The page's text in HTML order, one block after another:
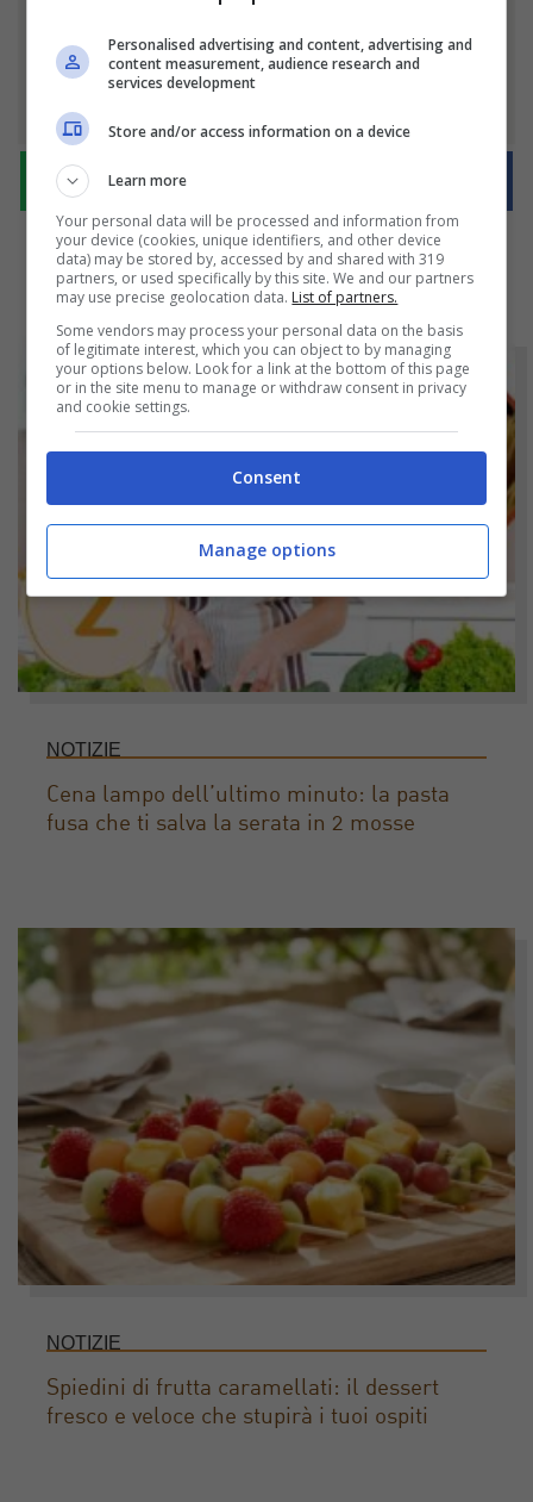
Ti è piaciuto l'articolo?
Condividilo
NOTIZIE
Cena lampo dell’ultimo minuto: la pasta
fusa che ti salva la serata in 2 mosse
NOTIZIE
Spiedini di frutta caramellati: il dessert
fresco e veloce che stupirà i tuoi ospiti
Personalised advertising and content, advertising and
content measurement, audience research and
services development
Store and/or access information on a device
Learn more
Your personal data will be processed and information from
your device (cookies, unique identifiers, and other device
data) may be stored by, accessed by and shared with 319
partners, or used specifically by this site. We and our partners
may use precise geolocation data. List of partners.
Some vendors may process your personal data on the basis
of legitimate interest, which you can object to by managing
your options below. Look for a link at the bottom of this page
or in the site menu to manage or withdraw consent in privacy
and cookie settings.
Consent
Manage options